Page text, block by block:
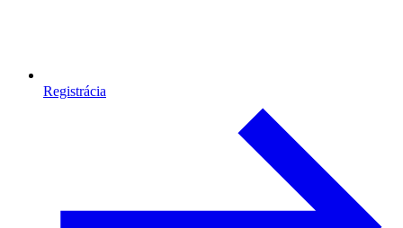
Registrácia